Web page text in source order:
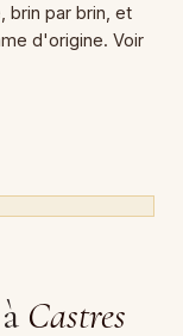
brin par brin, et
d'origine. Voir
Castres